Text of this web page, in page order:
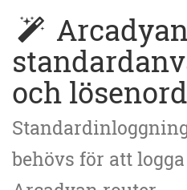
och lösenord
behövs för att